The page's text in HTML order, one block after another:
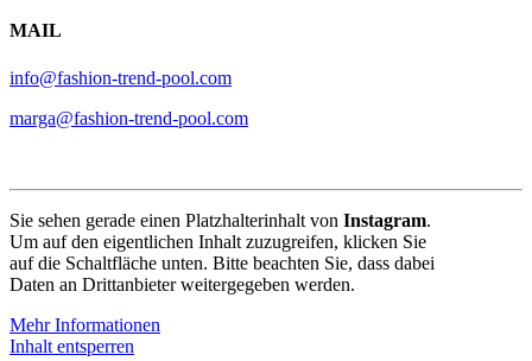
MAIL
info@fashion-trend-pool.com
marga@fashion-trend-pool.com
Sie sehen gerade einen Platzhalterinhalt von Instagram.
Um auf den eigentlichen Inhalt zuzugreifen, klicken Sie
auf die Schaltfläche unten. Bitte beachten Sie, dass dabei
Daten an Drittanbieter weitergegeben werden.
Mehr Informationen
Inhalt entsperren